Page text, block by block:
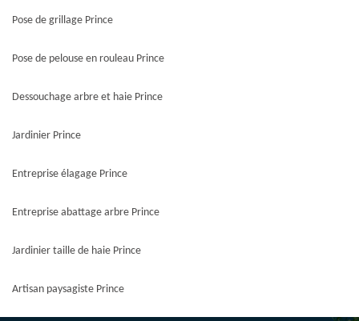
Pose de grillage Prince
Pose de pelouse en rouleau Prince
Dessouchage arbre et haie Prince
Jardinier Prince
Entreprise élagage Prince
Entreprise abattage arbre Prince
Jardinier taille de haie Prince
Artisan paysagiste Prince